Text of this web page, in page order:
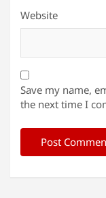
Website
Save my name,
the next time I